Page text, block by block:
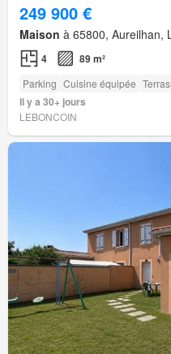
249 900 €
Maison à 65800, Aureilhan,
4 89 m²
Parking Cuisine équipée
Il y a 30+ jours
LEBONCOIN